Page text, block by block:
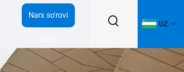
Narx so'rovi
UZ